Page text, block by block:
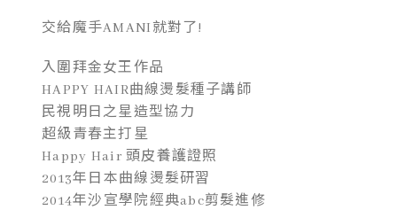
交給魔手AMANI就對了!
入圍拜金女王作品
HAPPY HAIR曲線燙髮種子講師
民視明日之星造型協力
超級青春主打星
Happy Hair 頭皮養護證照
2013年日本曲線燙髮研習
2014年沙宣學院經典abc剪髮進修